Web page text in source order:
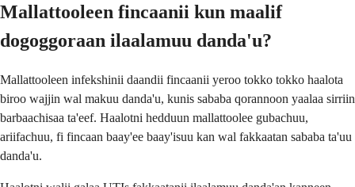
Mallattooleen fincaanii kun maalif
dogoggoraan ilaalamuu danda'u?
Mallattooleen infekshinii daandii fincaanii yeroo tokko tokko haalota
biroo wajjin wal makuu danda'u, kunis sababa qorannoon yaalaa sirriin
barbaachisaa ta'eef. Haalotni hedduun mallattoolee gubachuu,
ariifachuu, fi fincaan baay'ee baay'isuu kan wal fakkaatan sababa ta'uu
danda'u.